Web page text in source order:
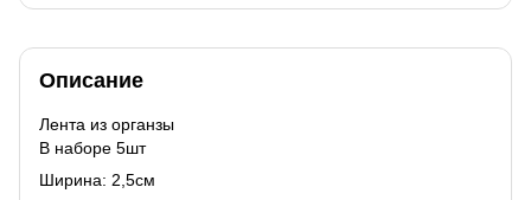
Описание
Лента из органзы
В наборе 5шт
Ширина: 2,5см